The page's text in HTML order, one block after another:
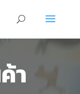
า